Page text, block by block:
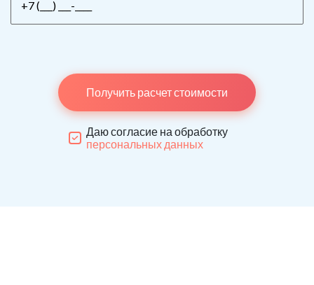
Получить расчет стоимости
Даю согласие на обработку
персональных данных